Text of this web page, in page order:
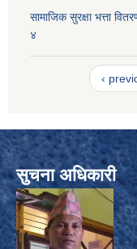
सामाजिक सुरक्षा भत्ता
४
‹
सुचना अधिकारी